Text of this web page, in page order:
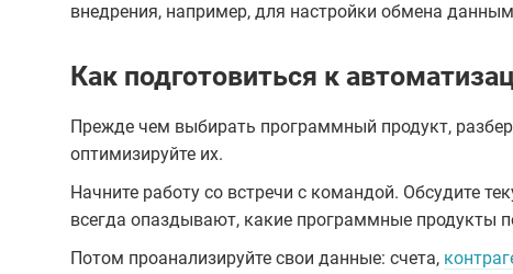
внедрения, например, для настройки обмена
Как подготовиться к
Прежде чем выбирать программный продукт,
оптимизируйте их.
Начните работу со встречи с командой. Обсудите
всегда опаздывают, какие программные продукты
Потом проанализируйте свои данные: счета,